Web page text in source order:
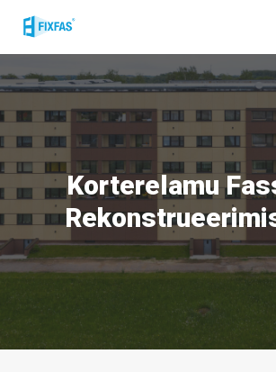
Skip
Korterelamu